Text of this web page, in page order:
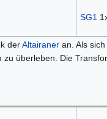
SG1
derAltairaneran. Als sich
überleben. Die